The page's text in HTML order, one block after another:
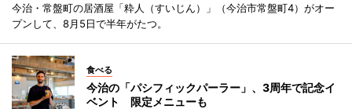
今治・常盤町の居酒屋「粋人（すいじん）」（今治市常盤町4）がオー
プンして、8月5日で半年がたつ。
食べる
今治の「パシフィックパーラー」、3周年で記念イ
ベント 限定メニューも